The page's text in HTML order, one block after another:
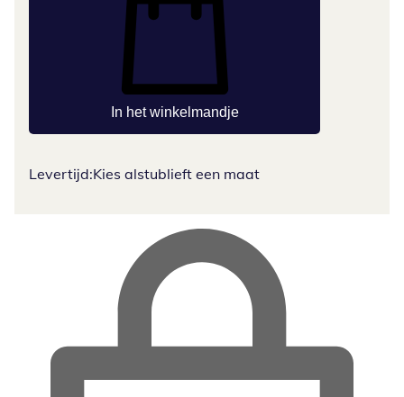
In het winkelmandje
Levertijd:Kies alstublieft een maat